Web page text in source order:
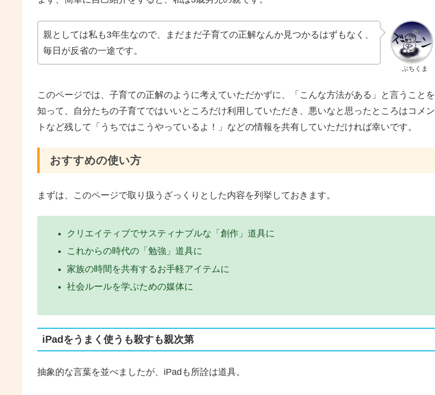
ぶちくま
親としては私も3年生なので、まだまだ子育ての正解なんか見つかるはずもなく、
毎日が反省の一途です。
このページでは、子育ての正解のように考えていただかずに、「こんな方法がある」と言うことを
知って、自分たちの子育てではいいところだけ利用していただき、悪いなと思ったところはコメン
トなど残して「うちではこうやっているよ！」などの情報を共有していただければ幸いです。
おすすめの使い方
まずは、このページで取り扱うざっくりとした内容を列挙しておきます。
クリエイティブでサスティナブルな「創作」道具に
これからの時代の「勉強」道具に
家族の時間を共有するお手軽アイテムに
社会ルールを学ぶための媒体に
iPadをうまく使うも殺すも親次第
抽象的な言葉を並べましたが、iPadも所詮は道具。